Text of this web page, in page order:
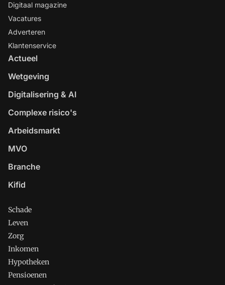
Digitaal magazine
Vacatures
Adverteren
Klantenservice
Actueel
Wetgeving
Digitalisering & AI
Complexe risico's
Arbeidsmarkt
MVO
Branche
Kifid
Schade
Leven
Zorg
Inkomen
Hypotheken
Pensioenen